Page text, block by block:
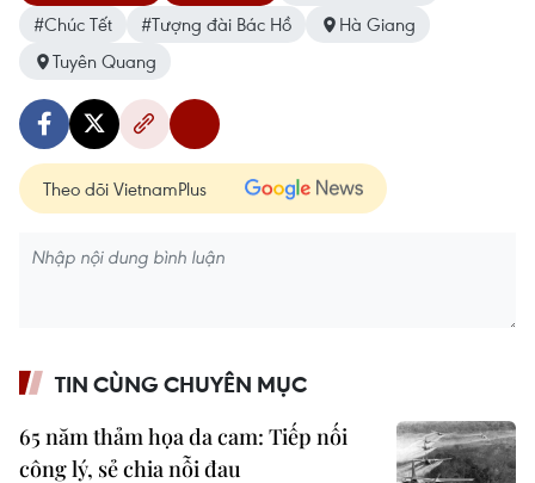
#Chúc Tết
#Tượng đài Bác Hồ
Hà Giang
Tuyên Quang
Theo dõi VietnamPlus
TIN CÙNG CHUYÊN MỤC
65 năm thảm họa da cam: Tiếp nối
công lý, sẻ chia nỗi đau